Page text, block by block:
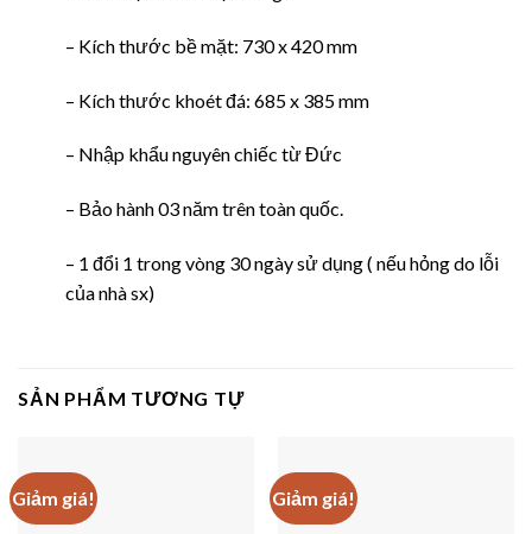
– Kích thước bề mặt: 730 x 420 mm
– Kích thước khoét đá: 685 x 385 mm
– Nhập khẩu nguyên chiếc từ Đức
– Bảo hành 03 năm trên toàn quốc.
– 1 đổi 1 trong vòng 30 ngày sử dụng ( nếu hỏng do lỗi
của nhà sx)
SẢN PHẨM TƯƠNG TỰ
Giảm giá! Giảm giá!